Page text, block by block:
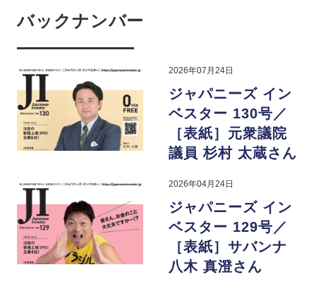
バックナンバー
2026年07月24日
ジャパニーズ イン
ベスター 130号／
［表紙］元衆議院
議員 杉村 太蔵さん
2026年04月24日
ジャパニーズ イン
ベスター 129号／
［表紙］サバンナ
八木 真澄さん